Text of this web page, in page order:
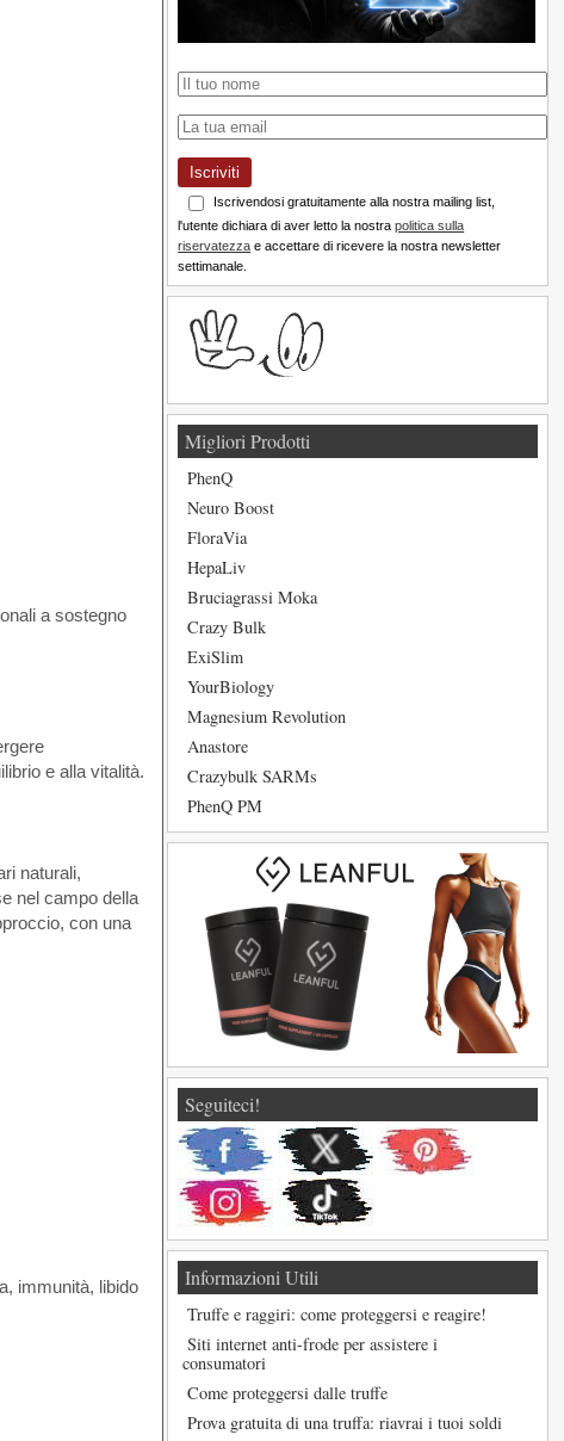
a sostegno
e alla vitalità.
naturali,
nel campo della
con una
immunità, libido
Iscriviti
Iscrivendosi gratuitamente alla nostra mailing list,
l'utente dichiara di aver letto la nostrapolitica sulla
riservatezza e accettare di ricevere la nostra newsletter
settimanale.
Migliori Prodotti
PhenQ
Neuro Boost
FloraVia
HepaLiv
Bruciagrassi Moka
Crazy Bulk
ExiSlim
YourBiology
Magnesium Revolution
Anastore
Crazybulk SARMs
PhenQ PM
Seguiteci!
Informazioni Utili
Truffe e raggiri: come proteggersi e reagire!
Siti internet anti-frode per assistere i
consumatori
Come proteggersi dalle truffe
Prova gratuita di una truffa: riavrai i tuoi soldi